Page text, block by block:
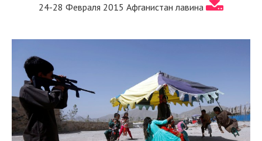
24-28 Февраля 2015 Афганистан лавина